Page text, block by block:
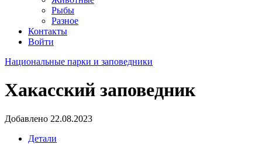
Рыбы
Разное
Контакты
Войти
Национальные парки и заповедники
Хакасский заповедник
Добавлено 22.08.2023
Детали